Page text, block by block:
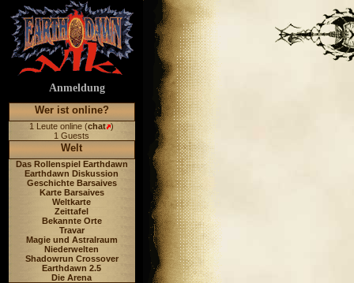
Anmeldung
Wer ist online?
1 Leute online (chat )
1 Guests
Welt
Das Rollenspiel Earthdawn
Earthdawn Diskussion
Geschichte Barsaives
Karte Barsaives
Weltkarte
Zeittafel
Bekannte Orte
Travar
Magie und Astralraum
Niederwelten
Shadowrun Crossover
Earthdawn 2.5
Die Arena